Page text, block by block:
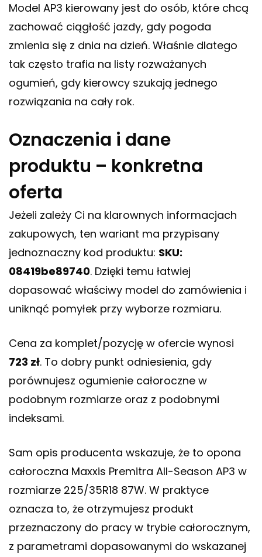
Model AP3 kierowany jest do osób, które chcą
zachować ciągłość jazdy, gdy pogoda
zmienia się z dnia na dzień. Właśnie dlatego
tak często trafia na listy rozważanych
ogumień, gdy kierowcy szukają jednego
rozwiązania na cały rok.
Oznaczenia i dane
produktu – konkretna
oferta
Jeżeli zależy Ci na klarownych informacjach
zakupowych, ten wariant ma przypisany
jednoznaczny kod produktu: SKU:
08419be89740. Dzięki temu łatwiej
dopasować właściwy model do zamówienia i
uniknąć pomyłek przy wyborze rozmiaru.
Cena za komplet/pozycję w ofercie wynosi
723 zł. To dobry punkt odniesienia, gdy
porównujesz ogumienie całoroczne w
podobnym rozmiarze oraz z podobnymi
indeksami.
Sam opis producenta wskazuje, że to opona
całoroczna Maxxis Premitra All-Season AP3 w
rozmiarze 225/35R18 87W. W praktyce
oznacza to, że otrzymujesz produkt
przeznaczony do pracy w trybie całorocznym,
z parametrami dopasowanymi do wskazanej